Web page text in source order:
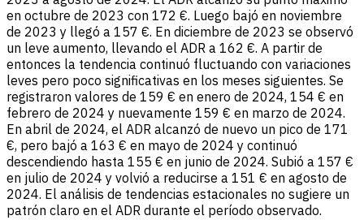
en octubre de 2023 con 172 €. Luego bajó en noviembre
de 2023 y llegó a 157 €. En diciembre de 2023 se observó
un leve aumento, llevando el ADR a 162 €. A partir de
entonces la tendencia continuó fluctuando con variaciones
leves pero poco significativas en los meses siguientes. Se
registraron valores de 159 € en enero de 2024, 154 € en
febrero de 2024 y nuevamente 159 € en marzo de 2024.
En abril de 2024, el ADR alcanzó de nuevo un pico de 171
€, pero bajó a 163 € en mayo de 2024 y continuó
descendiendo hasta 155 € en junio de 2024. Subió a 157 €
en julio de 2024 y volvió a reducirse a 151 € en agosto de
2024. El análisis de tendencias estacionales no sugiere un
patrón claro en el ADR durante el período observado.